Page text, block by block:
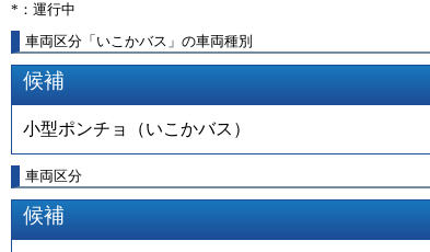
*：運行中
車両区分「いこかバス」の車両種別
候補
小型ポンチョ（いこかバス）
車両区分
候補